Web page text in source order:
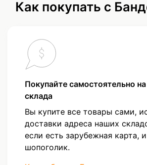
Как покупать с
Покупайте самостоятельно
склада
Вы купите все товары сами,
доставки адреса наших
если есть зарубежная карта,
шопоголик.